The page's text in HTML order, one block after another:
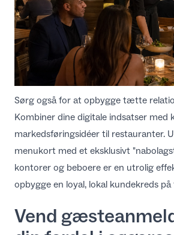
Sørg også for at opbygge tætte
Kombiner dine digitale indsatser med
markedsføringsidéer til restauranter.
menukort med et eksklusivt
kontorer og beboere er en utrolig
opbygge en loyal, lokal kundekreds
Vend